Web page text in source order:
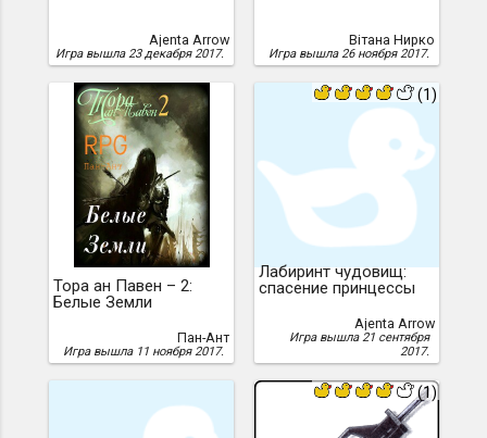
Ajenta Arrow
Игра вышла 23 декабря 2017.
Вiтана Нирко
Игра вышла 26 ноября 2017.
Тора ан Павен – 2:
Белые Земли
Пан-Ант
Игра вышла 11 ноября 2017.
(1)
Лабиринт чудовищ:
спасение принцессы
Ajenta Arrow
Игра вышла 21 сентября
2017.
(1)